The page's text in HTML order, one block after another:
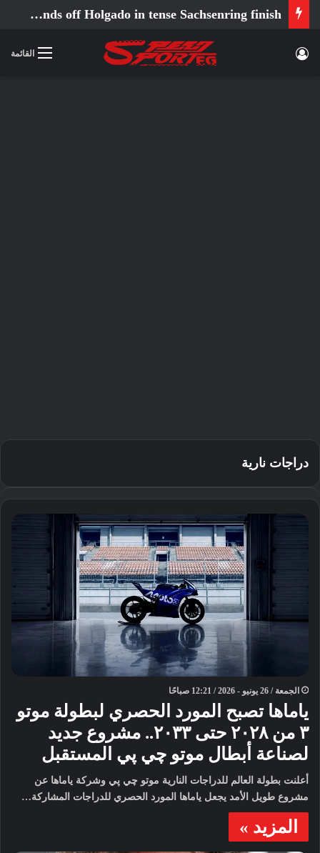
Ortola fends off Holgado in tense Sachsenring finish
القائمة
دراجات نارية
الجمعة / 26 يونيو - 2026 / 12:21 صباحًا
ياماها تصبح المورد الحصري لبطولة موتو
٣ من ٢٠٢٨ حتى ٢٠٣٣.. مشروع جديد
لصناعة أبطال موتو چي پي المستقبل
أعلنت بطولة العالم للدراجات النارية موتو چي پي وشركة ياماها عن
مشروع طويل الأمد يجعل ياماها المورد الحصري للدراجات المشاركة…
المزيد »